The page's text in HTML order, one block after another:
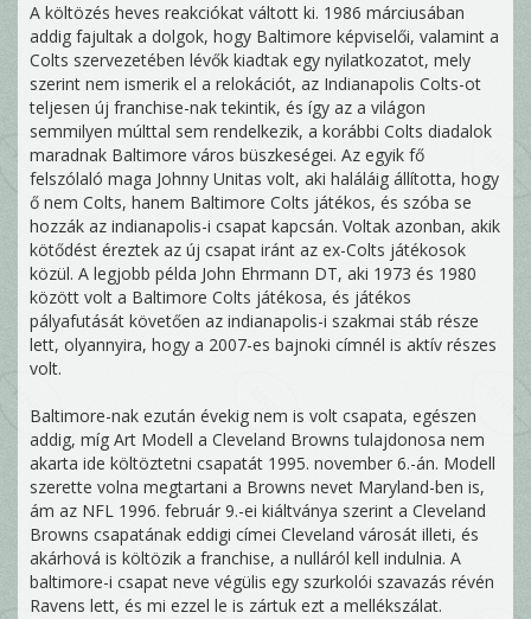
A költözés heves reakciókat váltott ki. 1986 márciusában
addig fajultak a dolgok, hogy Baltimore képviselői, valamint a
Colts szervezetében lévők kiadtak egy nyilatkozatot, mely
szerint nem ismerik el a relokációt, az Indianapolis Colts-ot
teljesen új franchise-nak tekintik, és így az a világon
semmilyen múlttal sem rendelkezik, a korábbi Colts diadalok
maradnak Baltimore város büszkeségei. Az egyik fő
felszólaló maga Johnny Unitas volt, aki haláláig állította, hogy
ő nem Colts, hanem Baltimore Colts játékos, és szóba se
hozzák az indianapolis-i csapat kapcsán. Voltak azonban, akik
kötődést éreztek az új csapat iránt az ex-Colts játékosok
közül. A legjobb példa John Ehrmann DT, aki 1973 és 1980
között volt a Baltimore Colts játékosa, és játékos
pályafutását követően az indianapolis-i szakmai stáb része
lett, olyannyira, hogy a 2007-es bajnoki címnél is aktív részes
volt.
Baltimore-nak ezután évekig nem is volt csapata, egészen
addig, míg Art Modell a Cleveland Browns tulajdonosa nem
akarta ide költöztetni csapatát 1995. november 6.-án. Modell
szerette volna megtartani a Browns nevet Maryland-ben is,
ám az NFL 1996. február 9.-ei kiáltványa szerint a Cleveland
Browns csapatának eddigi címei Cleveland városát illeti, és
akárhová is költözik a franchise, a nulláról kell indulnia. A
baltimore-i csapat neve végülis egy szurkolói szavazás révén
Ravens lett, és mi ezzel le is zártuk ezt a mellékszálat.